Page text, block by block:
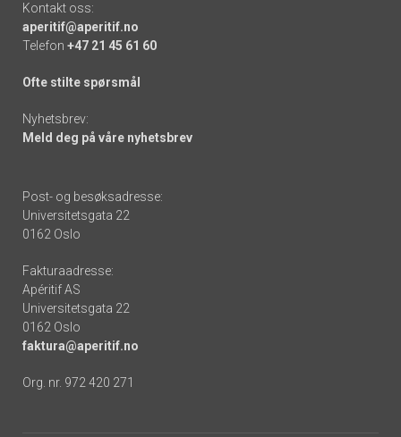
Kontakt oss:
aperitif@aperitif.no
Telefon +47 21 45 61 60
Ofte stilte spørsmål
Nyhetsbrev:
Meld deg på våre nyhetsbrev
Post- og besøksadresse:
Universitetsgata 22
0162 Oslo
Fakturaadresse:
Apéritif AS
Universitetsgata 22
0162 Oslo
faktura@aperitif.no
Org. nr. 972 420 271